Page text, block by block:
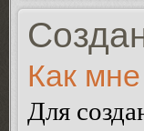
Как
Для